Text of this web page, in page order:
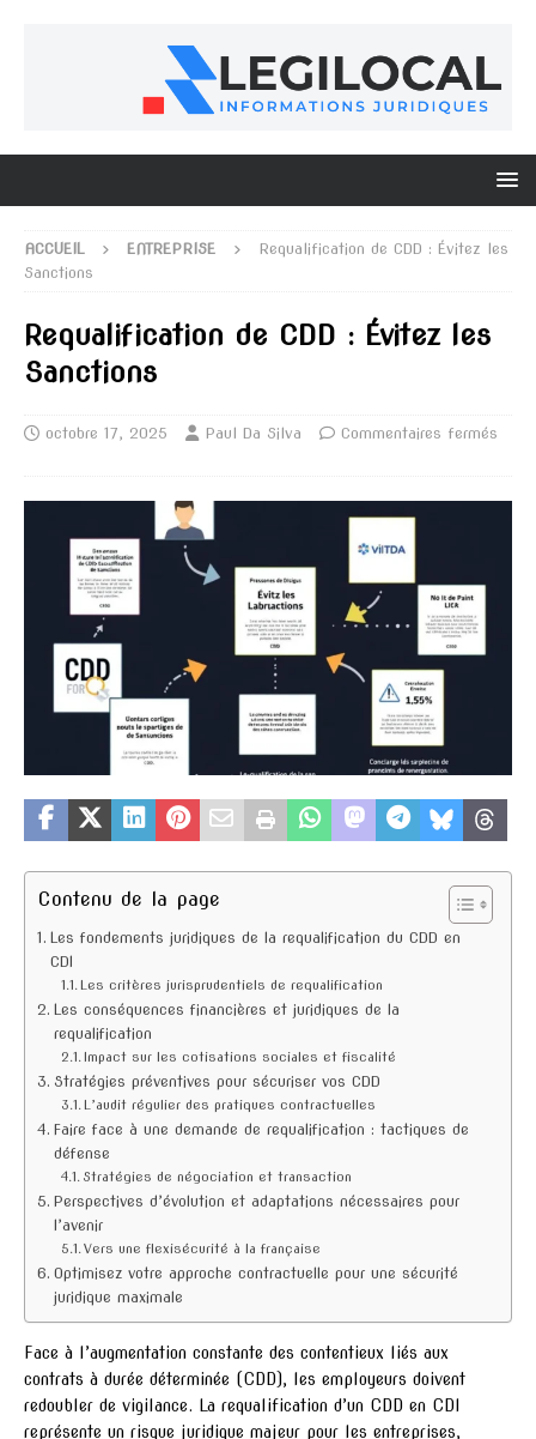
ACCUEIL ENTREPRISE
Requalification de CDD : Évitez les
Sanctions
Requalification de CDD : Évitez les
Sanctions
octobre 17, 2025 Paul Da Silva Commentaires fermés
Contenu de la page
Les fondements juridiques de la requalification du CDD en
CDI
Les critères jurisprudentiels de requalification
Les conséquences financières et juridiques de la
requalification
Impact sur les cotisations sociales et fiscalité
Stratégies préventives pour sécuriser vos CDD
L’audit régulier des pratiques contractuelles
Faire face à une demande de requalification : tactiques de
défense
Stratégies de négociation et transaction
Perspectives d’évolution et adaptations nécessaires pour
l’avenir
Vers une flexisécurité à la française
Optimisez votre approche contractuelle pour une sécurité
juridique maximale
Face à l’augmentation constante des contentieux liés aux
contrats à durée déterminée (CDD), les employeurs doivent
redoubler de vigilance. La requalification d’un CDD en CDI
représente un risque juridique majeur pour les entreprises,